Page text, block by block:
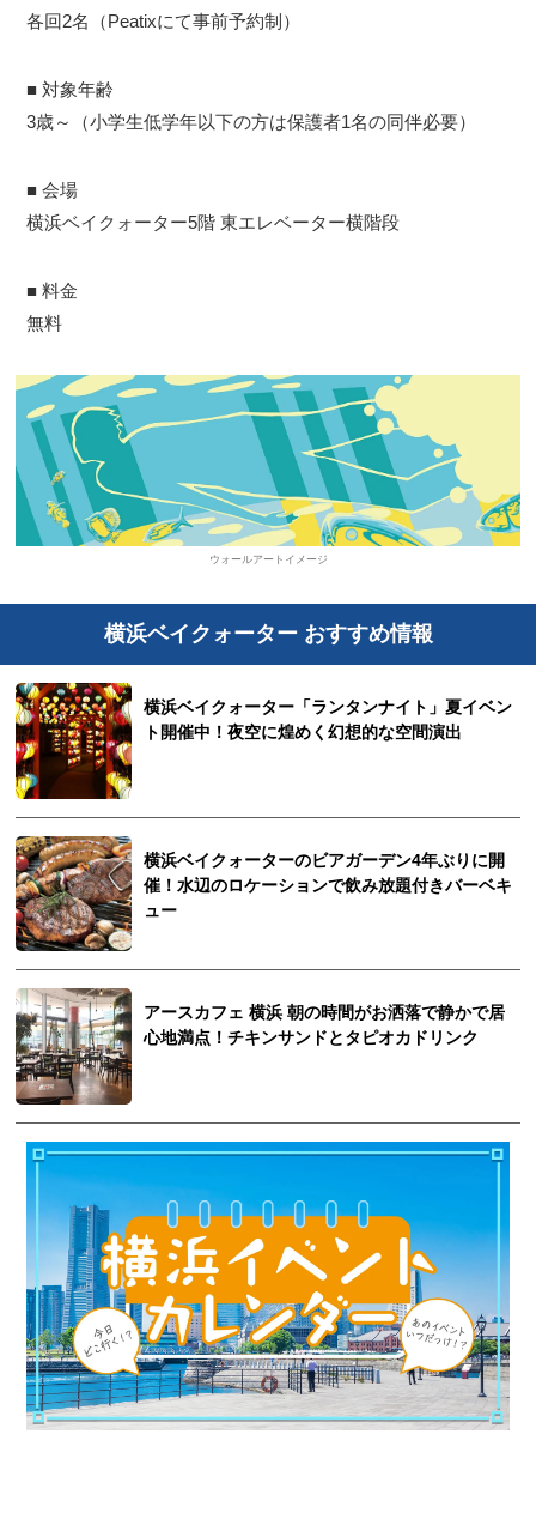
各回2名（Peatixにて事前予約制）
■ 対象年齢
3歳～（小学生低学年以下の方は保護者1名の同伴必要）
■ 会場
横浜ベイクォーター5階 東エレベーター横階段
■ 料金
無料
ウォールアートイメージ
横浜ベイクォーター おすすめ情報
横浜ベイクォーター「ランタンナイト」夏イベン
ト開催中！夜空に煌めく幻想的な空間演出
横浜ベイクォーターのビアガーデン4年ぶりに開
催！水辺のロケーションで飲み放題付きバーベキ
ュー
アースカフェ 横浜 朝の時間がお洒落で静かで居
心地満点！チキンサンドとタピオカドリンク